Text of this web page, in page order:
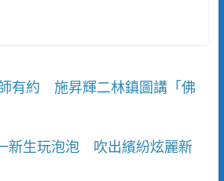
有約 施昇輝二林鎮圖講「佛
新生玩泡泡 吹出繽紛炫麗新